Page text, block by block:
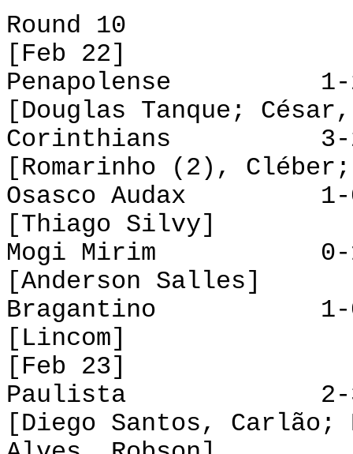
Round 10
[Feb 22]
Penapolense 1-2
[Douglas Tanque;
Corinthians 3-2
[Romarinho (2),
Osasco Audax 1-
[Thiago Silvy]
Mogi Mirim 0-
[Anderson Salles]
Bragantino 1-0
[Lincom]
[Feb 23]
Paulista 2-3
[Diego Santos, Carlão;